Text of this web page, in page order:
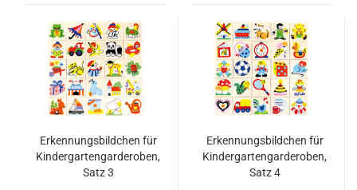
Erkennungsbildchen für
Kindergartengarderoben,
Satz 3
Erkennungsbildchen für
Kindergartengarderoben,
Satz 4